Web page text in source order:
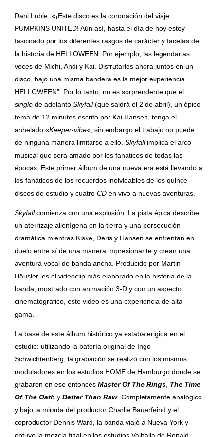
Dani Löble: «¡Este disco es la coronación del viaje
PUMPKINS UNITED! Aún así, hasta el día de hoy estoy
fascinado por los diferentes rasgos de carácter y facetas de
la historia de HELLOWEEN. Por ejemplo, las legendarias
voces de Michi, Andi y Kai. Disfrutarlos ahora juntos en un
disco, bajo una misma bandera es la mejor experiencia
HELLOWEEN”. Por lo tanto, no es sorprendente que el
single de adelanto Skyfall(que saldrá el 2 de abril), un épico
tema de 12 minutos escrito por Kai Hansen, tenga el
anhelado «Keeper-vibe«, sin embargo el trabajo no puede
de ninguna manera limitarse a ello. Skyfallimplica el arco
musical que será amado por los fanáticos de todas las
épocas. Este primer álbum de una nueva era está llevando a
los fanáticos de los recuerdos inolvidables de los quince
discos de estudio y cuatro CD en vivo a nuevas aventuras.
Skyfallcomienza con una explosión. La pista épica describe
un aterrizaje alienígena en la tierra y una persecución
dramática mientras Kiske, Deris y Hansen se enfrentan en
duelo entre sí de una manera impresionante y crean una
aventura vocal de banda ancha. Producido por Martin
Häusler, es el videoclip más elaborado en la historia de la
banda; mostrado con animación 3-D y con un aspecto
cinematográfico, este video es una experiencia de alta
gama.
La base de este álbum histórico ya estaba erigida en el
estudio: utilizando la batería original de Ingo
Schwichtenberg, la grabación se realizó con los mismos
moduladores en los estudios HOME de Hamburgo donde se
grabaron en ese entonces Master Of The Rings The Time
Of The Oath y Better Than Raw. Completamente analógico
y bajo la mirada del productor Charlie Bauerfeind y el
coproductor Dennis Ward, la banda viajó a Nueva York y
obtuvo la mezcla final en los estudios Valhalla de Ronald